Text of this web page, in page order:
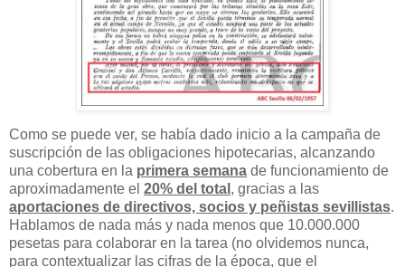
Como se puede ver, se había dado inicio a la campaña de
suscripción de las obligaciones hipotecarias, alcanzando
una cobertura en la primera semana de funcionamiento de
aproximadamente el 20% del total , gracias a las
aportaciones de directivos, socios y peñistas sevillistas.
Hablamos de nada más y nada menos que 10.000.000
pesetas para colaborar en la tarea (no olvidemos nunca,
para contextualizar las cifras de la época, que el